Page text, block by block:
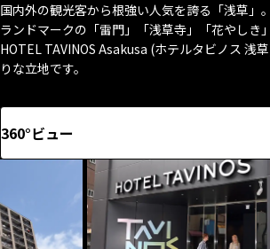
国内外の観光客から根強い人気を誇る「浅草」。
ランドマークの「雷門」「浅草寺」「花やしき
HOTEL TAVINOS Asakusa (ホテルタビノス 浅
りな立地です。
360°ビュー